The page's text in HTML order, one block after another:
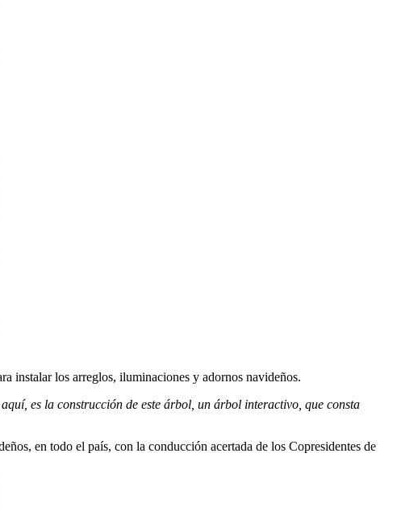
instalar los arreglos, iluminaciones y adornos navideños.
es la construcción de este árbol, un árbol interactivo, que consta
en todo el país, con la conducción acertada de los Copresidentes de